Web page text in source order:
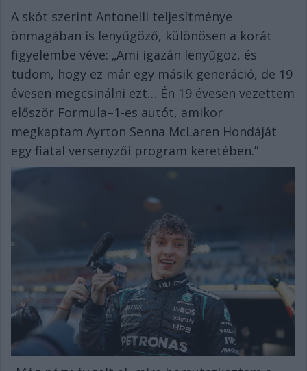
A skót szerint Antonelli teljesítménye
önmagában is lenyűgöző, különösen a korát
figyelembe véve: „Ami igazán lenyűgöz, és
tudom, hogy ez már egy másik generáció, de 19
évesen megcsinálni ezt… Én 19 évesen vezettem
először Formula–1-es autót, amikor
megkaptam Ayrton Senna McLaren Hondáját
egy fiatal versenyzői program keretében.”